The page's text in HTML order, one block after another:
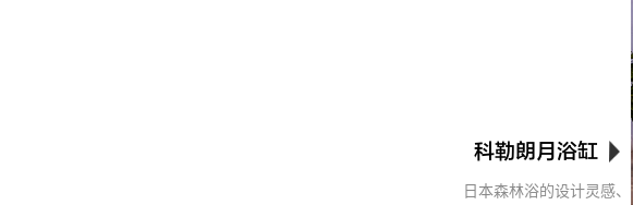
科勒朗月浴缸
日本森林浴的设计灵感、